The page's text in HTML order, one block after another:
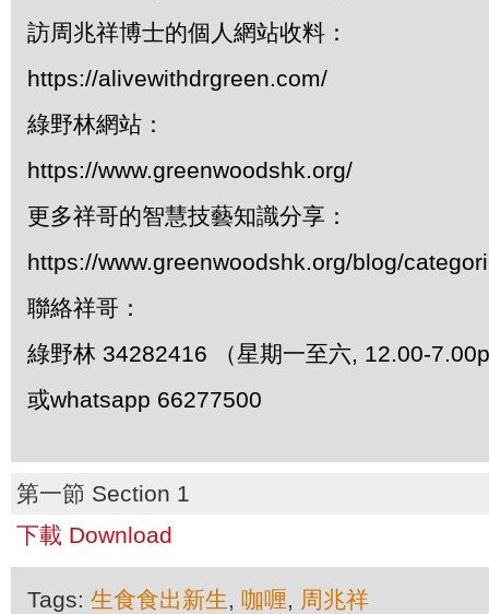
訪周兆祥博士的個人網站收料：
https://alivewithdrgreen.com/
綠野林網站：
https://www.greenwoodshk.org/
更多祥哥的智慧技藝知識分享：
https://www.greenwoodshk.org/blog/
聯絡祥哥：
綠野林 34282416 （星期一至六, 12.00-
或whatsapp 66277500
第一節 Section 1
下載 Download
Tags: 生食食出新生, 咖喱, 周兆祥